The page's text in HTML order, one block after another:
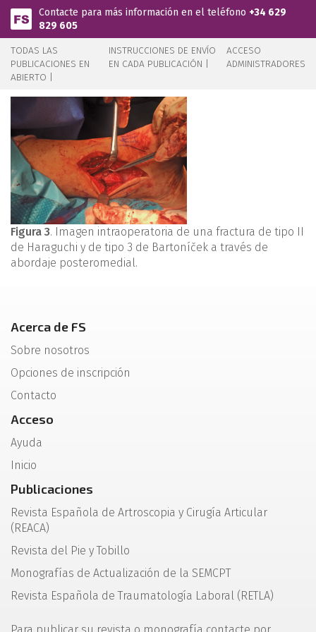
Pasar al contenido principal
Contacte para más información en el teléfono +34 629
829 605
TODAS LAS
PUBLICACIONES EN
ABIERTO |
INSTRUCCIONES DE ENVÍO
EN CADA PUBLICACIÓN |
ACCESO
ADMINISTRADORES
Figura 3. Imagen intraoperatoria de una fractura de tipo II
de Haraguchi y de tipo 3 de Bartoníček a través de
abordaje posteromedial.
Acerca de FS
Sobre nosotros
Opciones de inscripción
Contacto
Acceso
Ayuda
Inicio
Publicaciones
Revista Española de Artroscopia y Cirugía Articular
(REACA)
Revista del Pie y Tobillo
Monografías de Actualización de la SEMCPT
Revista Española de Traumatología Laboral (RETLA)